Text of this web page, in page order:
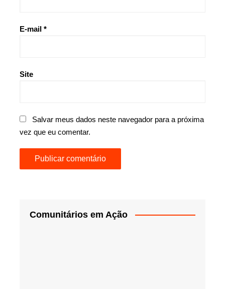
E-mail *
Site
Salvar meus dados neste navegador para a próxima
vez que eu comentar.
Comunitários em Ação